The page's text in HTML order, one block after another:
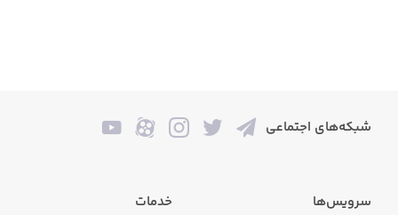
شبکه‌های اجتماعی
سرویس‌ها خدمات